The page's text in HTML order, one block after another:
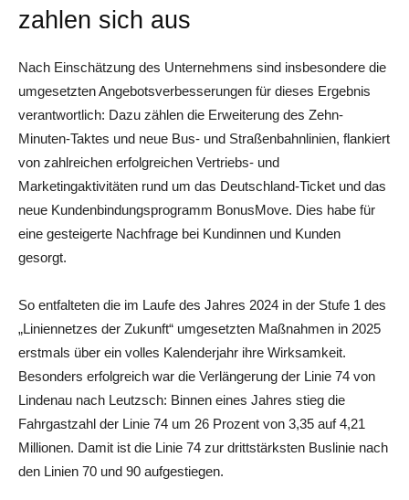
zahlen sich aus
Nach Einschätzung des Unternehmens sind insbesondere die
umgesetzten Angebotsverbesserungen für dieses Ergebnis
verantwortlich: Dazu zählen die Erweiterung des Zehn-
Minuten-Taktes und neue Bus- und Straßenbahnlinien, flankiert
von zahlreichen erfolgreichen Vertriebs- und
Marketingaktivitäten rund um das Deutschland-Ticket und das
neue Kundenbindungsprogramm BonusMove. Dies habe für
eine gesteigerte Nachfrage bei Kundinnen und Kunden
gesorgt.
So entfalteten die im Laufe des Jahres 2024 in der Stufe 1 des
„Liniennetzes der Zukunft“ umgesetzten Maßnahmen in 2025
erstmals über ein volles Kalenderjahr ihre Wirksamkeit.
Besonders erfolgreich war die Verlängerung der Linie 74 von
Lindenau nach Leutzsch: Binnen eines Jahres stieg die
Fahrgastzahl der Linie 74 um 26 Prozent von 3,35 auf 4,21
Millionen. Damit ist die Linie 74 zur drittstärksten Buslinie nach
den Linien 70 und 90 aufgestiegen.